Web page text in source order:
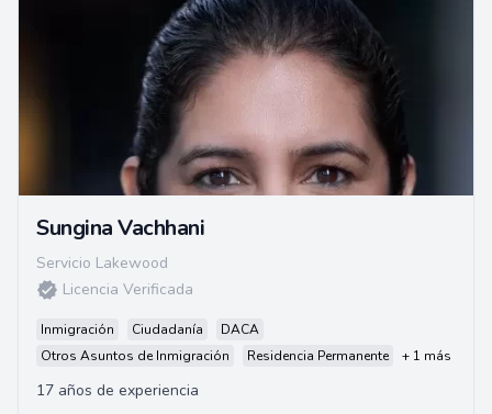
Sungina Vachhani
Servicio Lakewood
Licencia Verificada
Inmigración Ciudadanía
DACA
Otros Asuntos de Inmigración
Residencia Permanente + 1 más
17 años de experiencia